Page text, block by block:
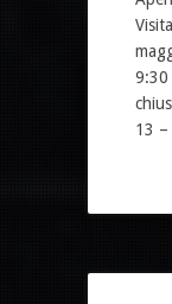
9:30
13 –